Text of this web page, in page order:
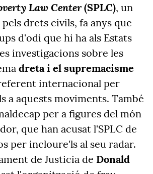
Law Center(SPLC), un
drets civils, fa anys que
d'odi que hi ha als Estats
investigacions sobre les
dreta i el supremacisme
internacional per
a aquests moviments. També
per a figures del món
que han acusat l'SPLC de
per incloure'ls al seu radar.
de Justicia de Donald